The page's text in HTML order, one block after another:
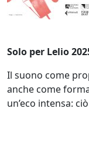
Solo per Lelio
Il suono come
anche come
un’eco intensa: